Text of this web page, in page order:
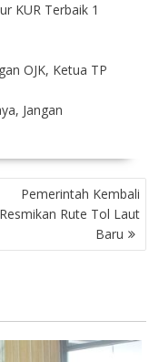
KUR Terbaik 1
OJK, Ketua TP
Jangan
Pemerintah Kembali
Resmikan Rute Tol Laut
Baru